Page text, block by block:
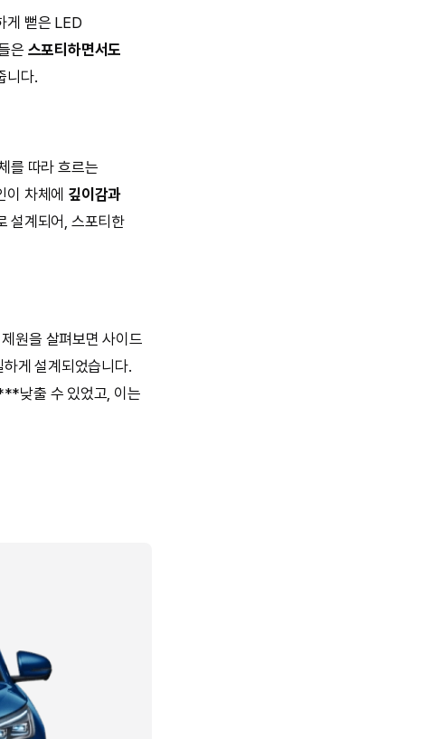
게 뻗은 LED
은 스포티하면서도
니다.
를 따라 흐르는
이 차체에 깊이감과
설계되어, 스포티한
원을 살펴보면 사이드
게 설계되었습니다.
낮출 수 있었고, 이는